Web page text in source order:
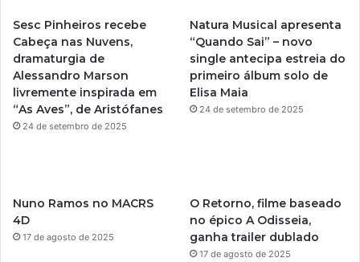
g
r
a
Sesc Pinheiros recebe
Cabeça nas Nuvens,
dramaturgia de
Alessandro Marson
livremente inspirada em
“As Aves”, de Aristófanes
24 de setembro de 2025
Natura Musical apresenta
“Quando Sai” – novo
single antecipa estreia do
primeiro álbum solo de
Elisa Maia
24 de setembro de 2025
Nuno Ramos no MACRS
4D
17 de agosto de 2025
O Retorno, filme baseado
no épico A Odisseia,
ganha trailer dublado
17 de agosto de 2025